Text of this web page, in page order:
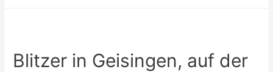
Blitzer in Geisingen, auf der